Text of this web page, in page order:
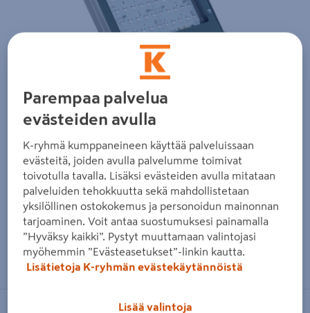
Edellinen
Zoomaa kuvaa sormilla kosketusnäytöllä
Parempaa palvelua
evästeiden avulla
K-ryhmä kumppaneineen käyttää palveluissaan
evästeitä, joiden avulla palvelumme toimivat
toivotulla tavalla. Lisäksi evästeiden avulla mitataan
palveluiden tehokkuutta sekä mahdollistetaan
yksilöllinen ostokokemus ja personoidun mainonnan
tarjoaminen. Voit antaa suostumuksesi painamalla
”Hyväksy kaikki”. Pystyt muuttamaan valintojasi
myöhemmin ”Evästeasetukset”-linkin kautta.
Lisätietoja K-ryhmän evästekäytännöistä
Lisää valintoja